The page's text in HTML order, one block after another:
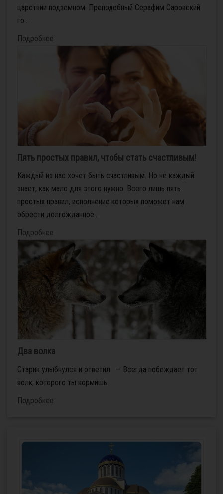
царствии подземном. Преподобный Серафим Саровский
го...
Подробнее
Пять простых правил, чтобы стать счастливым!
Каждый из нас хочет быть счастливым. Но не каждый
знает, как мало для этого нужно. Всего лишь пять
простых правил, исполнение которых поможет нам
обрести долгожданное...
Подробнее
Два волка
Старик улыбнулся и ответил: — Всегда побеждает тот
волк, которого ты кормишь.
Подробнее